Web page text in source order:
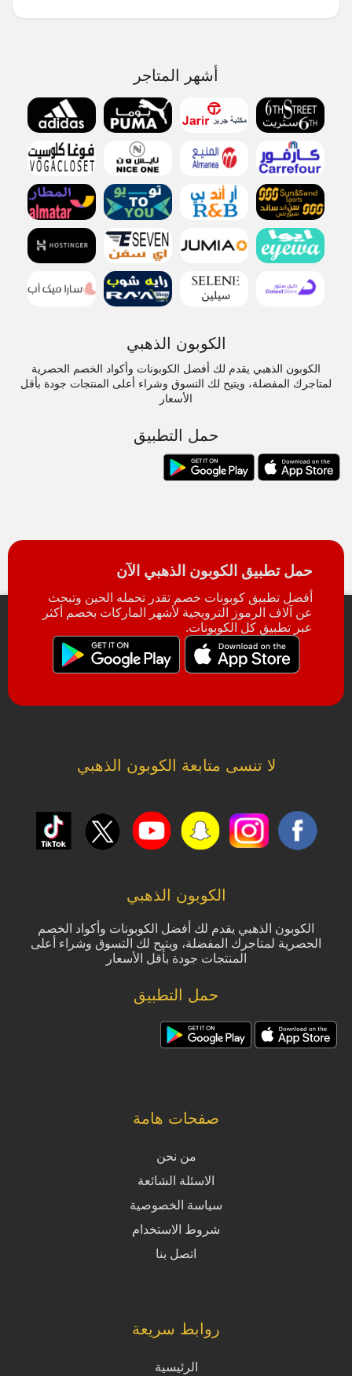
أشهر المتاجر
الكوبون الذهبي
الكوبون الذهبي يقدم لك أفضل الكوبونات وأكواد الخصم الحصرية
لمتاجرك المفضلة، ويتيح لك التسوق وشراء أعلى المنتجات جودة بأقل
الأسعار
حمل التطبيق
حمل تطبيق الكوبون الذهبي الآن
أفضل تطبيق كوبونات خصم تقدر تحمله الحين وتبحث
عن آلاف الرموز الترويجية لأشهر الماركات بخصم أكثر
عبر تطبيق كل الكوبونات.
لا تنسى متابعة الكوبون الذهبي
الكوبون الذهبي
الكوبون الذهبي يقدم لك أفضل الكوبونات وأكواد الخصم
الحصرية لمتاجرك المفضلة، ويتيح لك التسوق وشراء أعلى
المنتجات جودة بأقل الأسعار
حمل التطبيق
صفحات هامة
من نحن
الاسئلة الشائعة
سياسة الخصوصية
شروط الاستخدام
اتصل بنا
روابط سريعة
الرئيسية